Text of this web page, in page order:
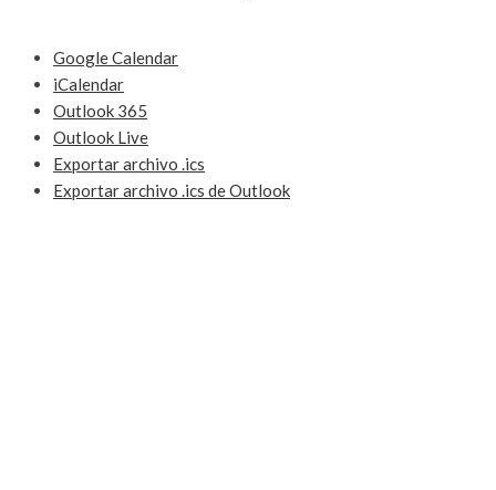
Google Calendar
iCalendar
Outlook 365
Outlook Live
Exportar archivo .ics
Exportar archivo .ics de Outlook